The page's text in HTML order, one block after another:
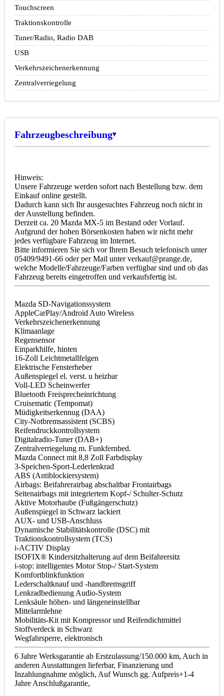
Touchscreen
Traktionskontrolle
Tuner/Radio, Radio DAB
USB
Verkehrszeichenerkennung
Zentralverriegelung
Fahrzeugbeschreibung
Hinweis:
Unsere Fahrzeuge werden sofort nach Bestellung bzw. dem
Einkauf online gestellt.
Dadurch kann sich Ihr ausgesuchtes Fahrzeug noch nicht in
der Ausstellung befinden.
Derzeit ca. 20 Mazda MX-5 im Bestand oder Vorlauf.
Aufgrund der hohen Börsenkosten haben wir nicht mehr
jedes verfügbare Fahrzeug im Internet.
Bitte informieren Sie sich vor Ihrem Besuch telefonisch unter
05409/9491-66 oder per Mail unter verkauf@prange.de,
welche Modelle/Fahrzeuge/Farben verfügbar sind und ob das
Fahrzeug bereits eingetroffen und verkaufsfertig ist.
Mazda SD-Navigationssystem
AppleCarPlay/Android Auto Wireless
Verkehrszeichenerkennung
Klimaanlage
Regensensor
Einparkhilfe, hinten
16-Zoll Leichtmetallfelgen
Elektrische Fensterheber
Außenspiegel el. verst. u heizbar
Voll-LED Scheinwerfer
Bluetooth Freisprecheinrichtung
Cruisematic (Tempomat)
Müdigkeitserkennug (DAA)
City-Notbremsassistent (SCBS)
Reifendruckkontrollsystem
Digitalradio-Tuner (DAB+)
Zentralverriegelung m. Funkfernbed.
Mazda Connect mit 8,8 Zoll Farbdisplay
3-Speichen-Sport-Lederlenkrad
ABS (Antiblockiersystem)
Airbags: Beifahrerairbag abschaltbar Frontairbags
Seitenairbags mit integriertem Kopf-/ Schulter-Schutz
Aktive Motorhaube (Fußgängerschutz)
Außenspiegel in Schwarz lackiert
AUX- und USB-Anschluss
Dynamische Stabilitätskontrolle (DSC) mit
Traktionskontrollsystem (TCS)
i-ACTIV Display
ISOFIX® Kindersitzhalterung auf dem Beifahrersitz
i-stop: intelligentes Motor Stop-/ Start-System
Komfortblinkfunktion
Lederschaltknauf und -handbremsgriff
Lenkradbedienung Audio-System
Lenksäule höhen- und längeneinstellbar
Mittelarmlehne
Mobilitäts-Kit mit Kompressor und Reifendichtmittel
Stoffverdeck in Schwarz
Wegfahrsperre, elektronisch
6 Jahre Werksgarantie ab Erstzulassung/150.000 km, Auch in
anderen Ausstattungen lieferbar, Finanzierung und
Inzahlungnahme möglich, Auf Wunsch gg. Aufpreis+1-4
Jahre Anschlußgarantie,